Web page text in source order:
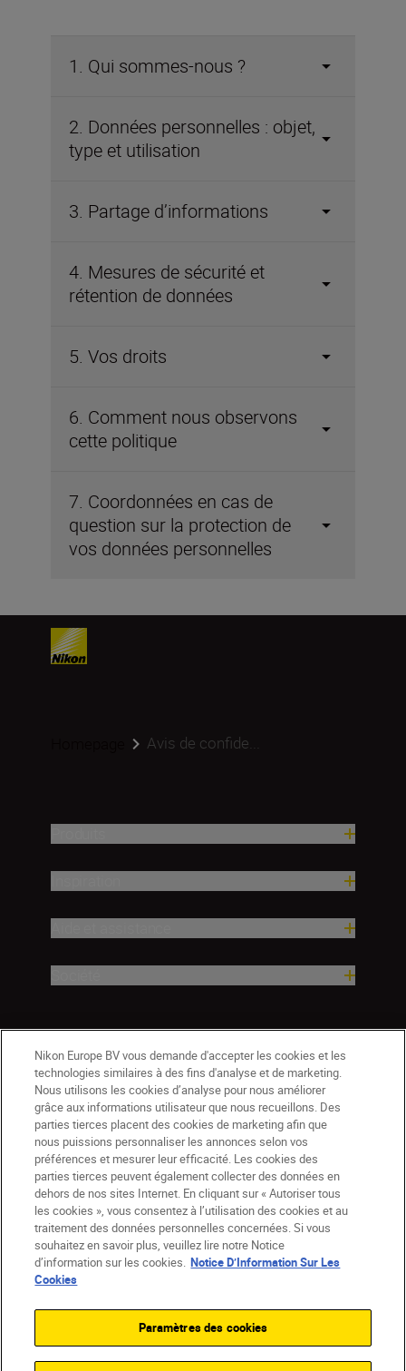
1. Qui sommes-nous ?
2. Données personnelles : objet,
type et utilisation
3. Partage d’informations
4. Mesures de sécurité et
rétention de données
5. Vos droits
6. Comment nous observons
cette politique
7. Coordonnées en cas de
question sur la protection de
vos données personnelles
Avis de confide...
BE(fr) Nikon Sites
Contactez-nous
Avis de confidentialité
Conditions d’utilisation
CVG de la boutique Nikon Store
Notice d’information sur les cookies
Accessibilité
Paramètres des cookies
Nikon Europe BV vous demande d'accepter les cookies et les
technologies similaires à des fins d'analyse et de marketing.
Nous utilisons les cookies d’analyse pour nous améliorer
grâce aux informations utilisateur que nous recueillons. Des
parties tierces placent des cookies de marketing afin que
nous puissions personnaliser les annonces selon vos
préférences et mesurer leur efficacité. Les cookies des
parties tierces peuvent également collecter des données en
dehors de nos sites Internet. En cliquant sur « Autoriser tous
les cookies », vous consentez à l’utilisation des cookies et au
traitement des données personnelles concernées. Si vous
souhaitez en savoir plus, veuillez lire notre Notice
d’information sur les cookies. Notice D’Information Sur Les
Cookies
Paramètres des cookies